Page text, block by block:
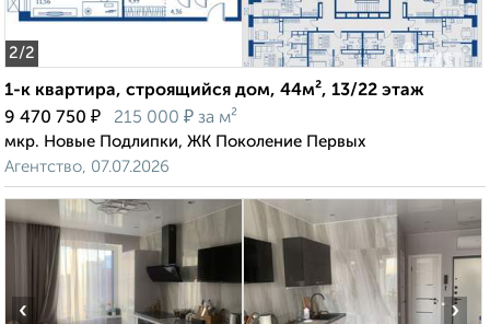
2/2
1-к квартира, строящийся дом, 44м², 13/22 этаж
9 470 750 ₽ 215 000 ₽ за м²
мкр. Новые Подлипки, ЖК Поколение Первых
Агентство, 07.07.2026
‹ ›